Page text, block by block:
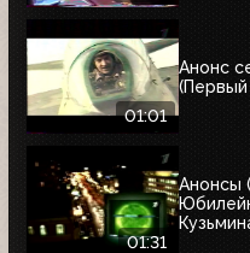
01:01
Анонс
(Первый
01:31
Анонсы